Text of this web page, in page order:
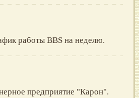
работы BBS на неделю.
предприятие "Карон".